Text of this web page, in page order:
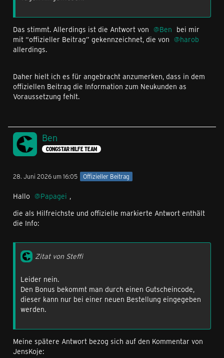
Das stimmt. Allerdings ist die Antwort von Ben bei mir
mit “offizieller Beitrag” gekennzeichnet, die von
harob
allerdings.
Daher hielt ich es für angebracht anzumerken, dass in dem
offiziellen Beitrag die Information zum Neukunden as
Voraussetzung fehlt.
Ben
CONGSTAR HILFE TEAM
28. Juni 2026 um 16:05 Offizieller Beitrag
Hallo Papagei ,
die als Hilfreichste und offizielle markierte Antwort enthält
die Info:
Zitat von Steffi
Leider nein.
Den Bonus bekommt man durch einen Gutscheincode,
dieser kann nur bei einer neuen Bestellung eingegeben
werden.
Meine spätere Antwort bezog sich auf den Kommentar von
JensKoje: